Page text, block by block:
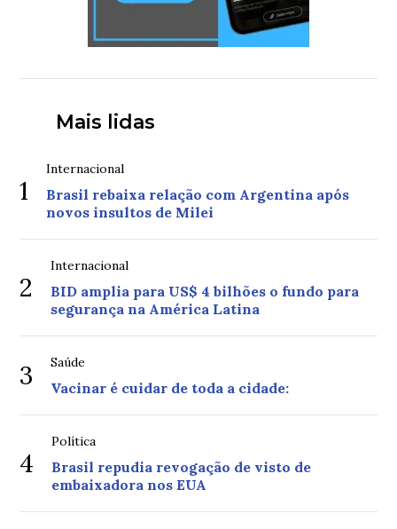
Mais lidas
1
Internacional
Brasil rebaixa relação com Argentina após
novos insultos de Milei
2
Internacional
BID amplia para US$ 4 bilhões o fundo para
segurança na América Latina
3 Saúde
Vacinar é cuidar de toda a cidade:
4
Política
Brasil repudia revogação de visto de
embaixadora nos EUA